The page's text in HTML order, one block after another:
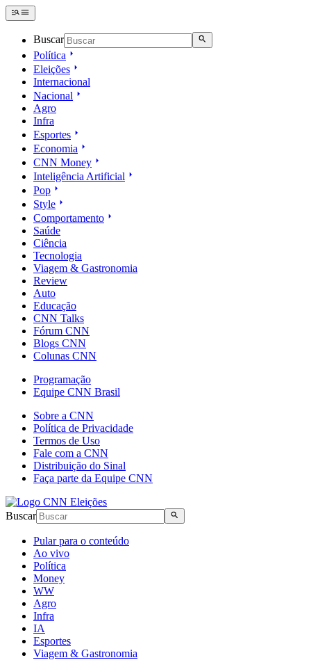
Buscar
Política
Eleições
Internacional
Nacional
Agro
Infra
Esportes
Economia
CNN Money
Inteligência Artificial
Pop
Style
Comportamento
Saúde
Ciência
Tecnologia
Viagem & Gastronomia
Review
Auto
Educação
CNN Talks
Fórum CNN
Blogs CNN
Colunas CNN
Programação
Equipe CNN Brasil
Sobre a CNN
Política de Privacidade
Termos de Uso
Fale com a CNN
Distribuição do Sinal
Faça parte da Equipe CNN
Buscar
Pular para o conteúdo
Ao vivo
Política
Money
WW
Agro
Infra
IA
Esportes
Viagem & Gastronomia